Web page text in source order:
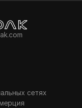
код приглашения.
даты запуска
и
процессу
сетях